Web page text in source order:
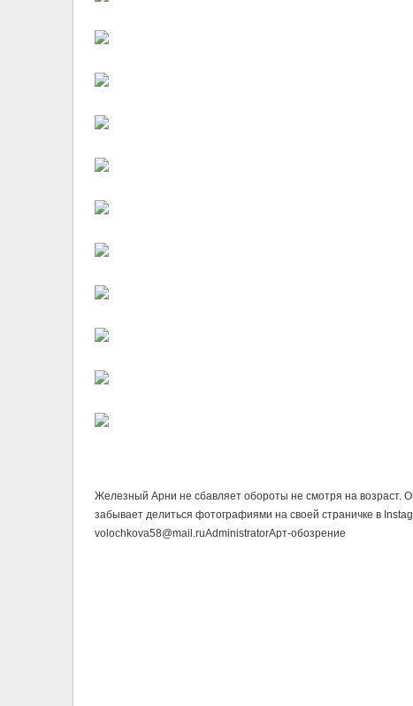
Железный Арни не сбавляет обороты не смотря на возраст.
забывает делиться фотографиями на своей страничке в
volochkova58@mail.ruAdministratorАрт-обозрение